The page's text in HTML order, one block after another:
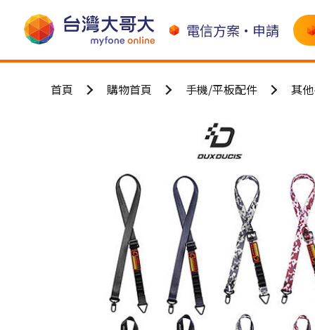
電信方案•申請
首頁 購物首頁 手機/平板配件 其